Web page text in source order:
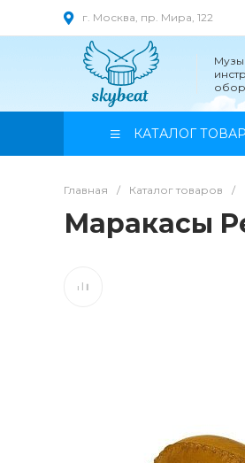
г. Москва, пр. Мира, 122
КАТАЛОГ
Главная / Каталог товаров /
Маракасы